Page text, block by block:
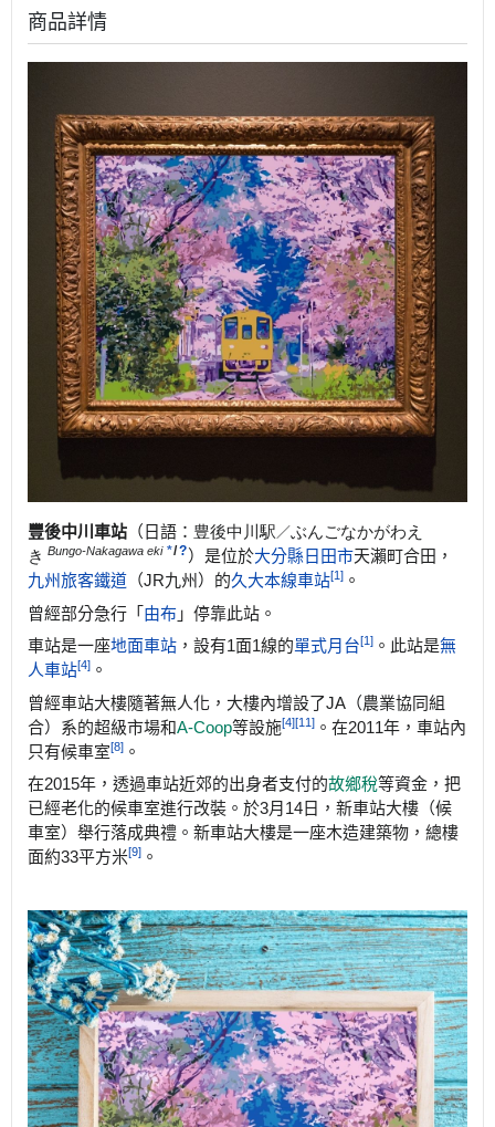
商品詳情
豐後中川車站 （日語： 豊後中川駅／ぶんごなかがわえ
き Bungo-Nakagawa eki */?）是位於大分縣日田市天瀨町合田，
九州旅客鐵道 （JR九州）的久大本線車站[1] 。
曾經部分急行「 由布 」停靠此站。
車站是一座地面車站 ，設有1面1線的單式月台[1] 。此站是無
人車站[4] 。
曾經車站大樓隨著無人化，大樓內增設了JA（農業協同組
合）系的超級市場和A-Coop等設施[4][11] 。在2011年，車站內
只有候車室[8] 。
在2015年，透過車站近郊的出身者支付的故鄉稅等資金，把
已經老化的候車室進行改裝。於3月14日，新車站大樓（候
車室）舉行落成典禮。新車站大樓是一座木造建築物，總樓
面約33平方米[9] 。